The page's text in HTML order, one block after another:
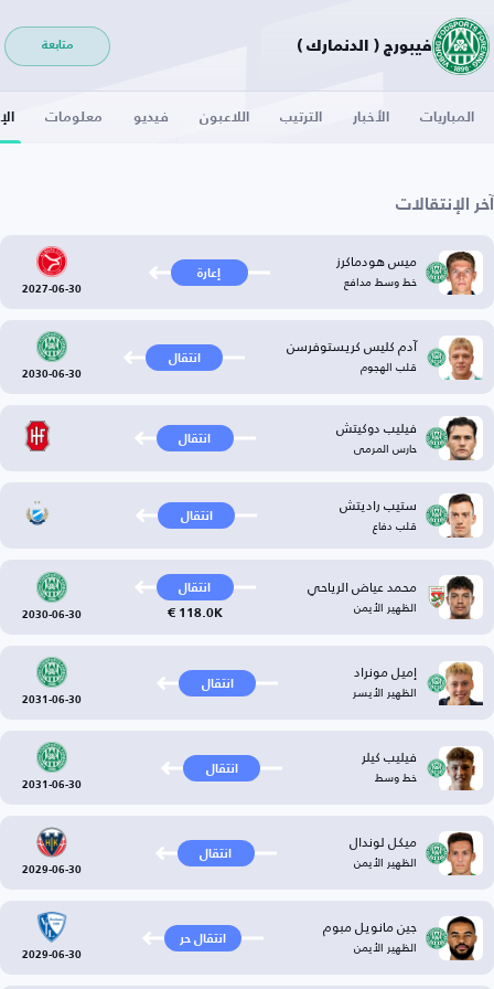
فيبورج ( الدنمارك ) متابعة
المباريات الأخبار الترتيب اللاعبون فيديو معلومات
آخر الإنتقالات
ميس هودماكرز
خط وسط مدافع إعارة
2027-06-30
آدم كليس كريستوفرسن
قلب الهجوم انتقال
2030-06-30
فيليب دوكيتش
حارس المرمى انتقال
ستيب راديتش
قلب دفاع انتقال
محمد عياض الرياحي
الظهير الأيمن
انتقال
118.0K €
2030-06-30
إميل مونراد
الظهير الأيسر انتقال
2031-06-30
فيليب كيلر
خط وسط انتقال
2031-06-30
ميكل لوندال
الظهير الأيمن انتقال
2029-06-30
جين مانويل مبوم
الظهير الأيمن انتقال حر
2029-06-30